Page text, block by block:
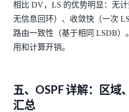
相比 DV，LS 的优势明显：无计
无信息回环）、收敛快（一次
路由一致性（基于相同 LSDB）
用和计算开销。
五、OSPF 详解：区域
汇总